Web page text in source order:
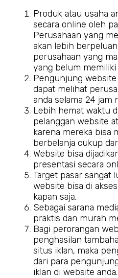
Produk atau usaha
secara online oleh
Perusahaan yang
akan lebih
perusahaan yang
yang belum memiliki
Pengunjung
dapat melihat
anda selama 24 jam
Lebih hemat waktu
pelanggan website
karena mereka bisa
berbelanja cukup
Website bisa
presentasi secara
Target pasar sangat
website bisa di
kapan saja.
Sebagai sarana
praktis dan murah
Bagi perorangan
penghasilan
situs iklan, maka
dari para
iklan di website anda.